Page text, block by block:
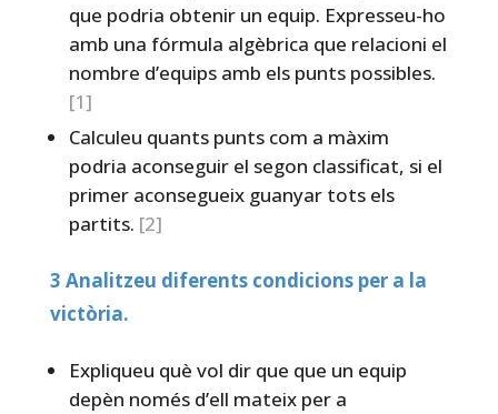
que podria obtenir un equip. Expresseu-ho
amb una fórmula algèbrica que relacioni el
nombre d’equips amb els punts possibles.
[1]
Calculeu quants punts com a màxim
podria aconseguir el segon classificat, si el
primer aconsegueix guanyar tots els
partits. [2]
3 Analitzeu diferents condicions per a la
victòria.
Expliqueu què vol dir que que un equip
depèn només d’ell mateix per a